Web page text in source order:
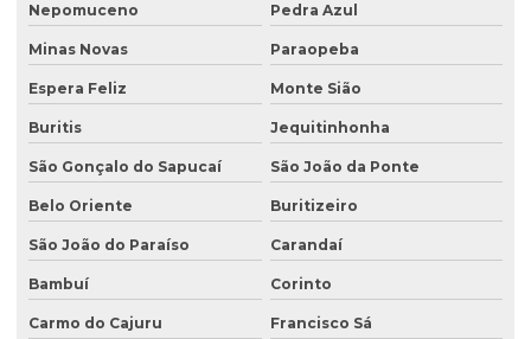
Licenciamento ambiental de oficina mecânica
Licenciamento ambiental para postos de combustíveis
Licenciamento ambiental de rodovias
Licenciamento ambiental trifásico
Licenciamento ambiental em unidades de conservação
Licenciamento ambiental urbano
Monitoramento de efluentes
Nepomuceno Pedra Azul
Minas Novas Paraopeba
Espera Feliz Monte Sião
Buritis Jequitinhonha
São Gonçalo do Sapucaí São João da Ponte
Belo Oriente Buritizeiro
São João do Paraíso Carandaí
Bambuí Corinto
Carmo do Cajuru Francisco Sá